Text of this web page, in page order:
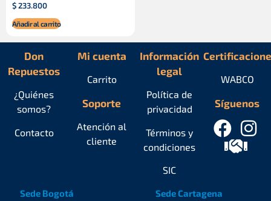
$233.800
Añadir al carrito
Don
Repuestos
¿Quiénes
somos?
Contacto
Mi cuenta
Carrito
Soporte
Atención al
cliente
Información
legal
Política de
privacidad
Términos y
condiciones
SIC
Síguenos
WABCO
Sede Bogotá Sede Cartagena